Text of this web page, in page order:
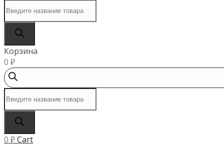
товаров
Корзина
0 ₽
товаров
0 ₽Cart